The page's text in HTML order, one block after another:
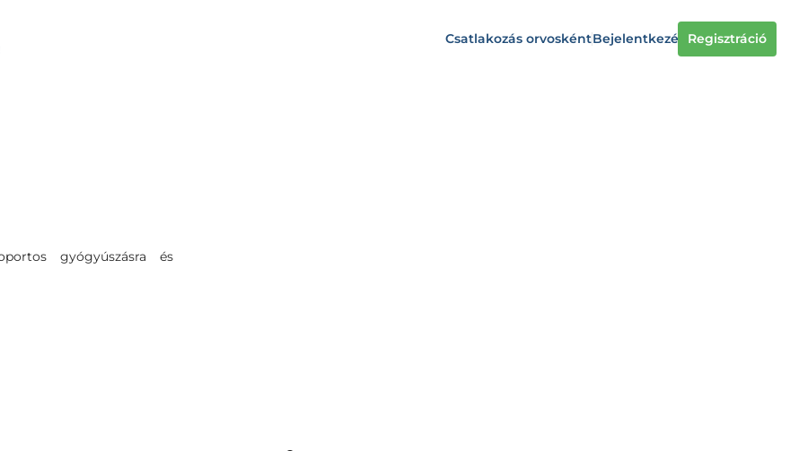
Csatlakozás orvoskéntBejelentkezés Regisztráció
gyógyúszásra és